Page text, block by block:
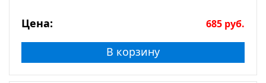
Цена: 685 руб.
В корзину